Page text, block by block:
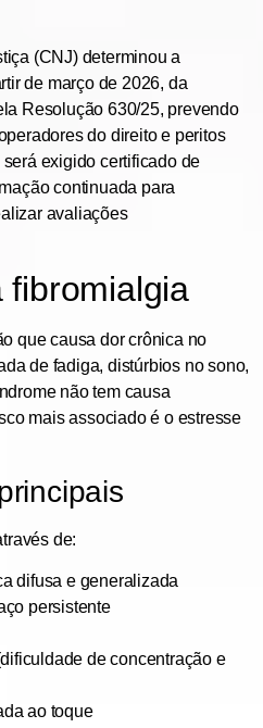
(CNJ) determinou a
de março de 2026, da
Resolução 630/25, prevendo
do direito e peritos
exigido certificado de
continuada para
avaliações
fibromialgia
que causa dor crônica no
de fadiga, distúrbios no sono,
não tem causa
mais associado é o estresse
de:
difusa e generalizada
persistente
de concentração e
ao toque